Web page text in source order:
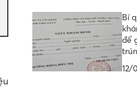
Bí
để
12/